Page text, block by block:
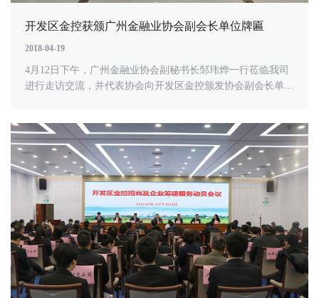
开发区金控获颁广州金融业协会副会长单位牌匾
2018-04-19
4月12日下午，广州金融业协会副秘书长邹玮烨一行莅临我司
进行走访交流，并代表协会向开发区金控颁发协会副会长单位